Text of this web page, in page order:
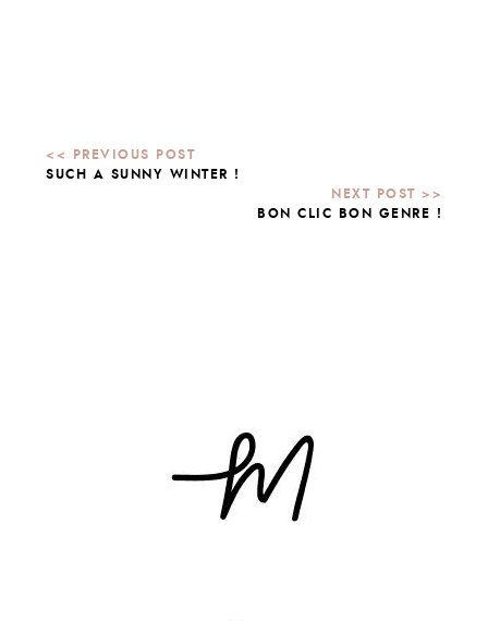
SUCH A SUNNY WINTER !
BON CLIC BON GENRE !